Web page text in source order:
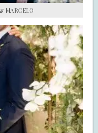
MARCELO